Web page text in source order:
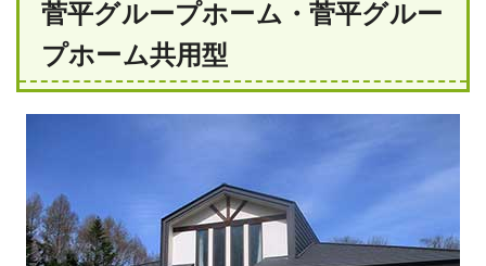
菅平グループホーム・菅平グルー
プホーム共用型